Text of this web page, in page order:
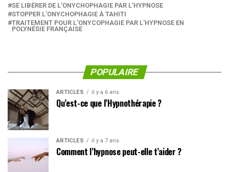
SE LIBÉRER DE L'ONYCHOPHAGIE PAR L'HYPNOSE
STOPPER L'ONYCHOPHAGIE À TAHITI
TRAITEMENT POUR L'ONYCOPHAGIE PAR L'HYPNOSE EN
POLYNÉSIE FRANÇAISE
POPULAIRE
ARTICLES il y a 6 ans
Qu’est-ce que l’Hypnothérapie ?
ARTICLES il y a 7 ans
Comment l’hypnose peut-elle t’aider ?